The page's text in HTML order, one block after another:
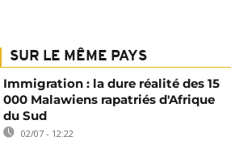
SUR LE MÊME PAYS
Immigration : la dure réalité des 15
000 Malawiens rapatriés d'Afrique
du Sud
02/07 - 12:22